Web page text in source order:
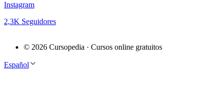
Instagram
2,3K Seguidores
© 2026 Cursopedia · Cursos online gratuitos
Español